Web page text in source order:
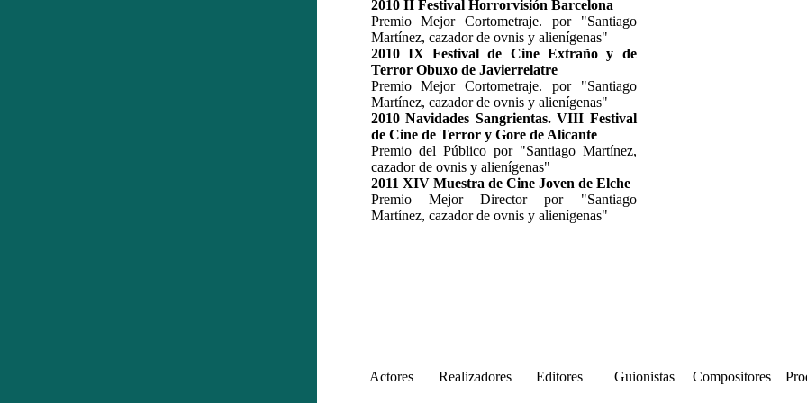
2010 II Festival Horrorvisión Barcelona
Premio Mejor Cortometraje. por "Santiago
Martínez, cazador de ovnis y alienígenas"
2010 IX Festival de Cine Extraño y de
Terror Obuxo de Javierrelatre
Premio Mejor Cortometraje. por "Santiago
Martínez, cazador de ovnis y alienígenas"
2010 Navidades Sangrientas. VIII Festival
de Cine de Terror y Gore de Alicante
Premio del Público por "Santiago Martínez,
cazador de ovnis y alienígenas"
2011 XIV Muestra de Cine Joven de Elche
Premio Mejor Director por "Santiago
Martínez, cazador de ovnis y alienígenas"
Actores Realizadores Editores Guionistas Compositores